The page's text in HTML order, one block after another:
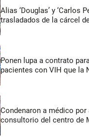
Alias ‘Douglas’ y ‘Carlos
trasladados de la cárcel
Ponen lupa a contrato
pacientes con VIH que la
Condenaron a médico por
consultorio del centro de